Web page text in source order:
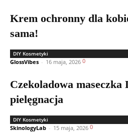
Krem ochronny dla
sama!
DIY Kosmetyki
GlossVibes - 16 maja, 2026 0
Czekoladowa maseczka
pielęgnacja
DIY Kosmetyki
SkinologyLab - 15 maja, 2026 0